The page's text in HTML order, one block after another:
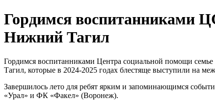
Гордимся воспитанниками
Нижний Тагил
Гордимся воспитанниками Центра социальной помощи
Тагил, которые в 2024-2025 годах блестяще выступили на
Завершилось лето для ребят ярким и запоминающимся
«Урал» и ФК «Факел» (Воронеж).